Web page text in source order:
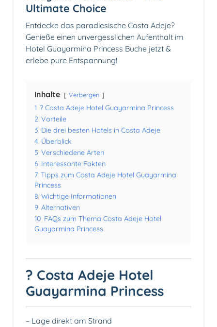
Ultimate Choice
Entdecke das paradiesische Costa Adeje?
Genieße einen unvergesslichen Aufenthalt im
Hotel Guayarmina Princess Buche jetzt &
erlebe pure Entspannung!
Inhalte Verbergen
1 ? Costa Adeje Hotel Guayarmina Princess
2 Vorteile
3 Die drei besten Hotels in Costa Adeje
4 Überblick
5 Verschiedene Arten
6 Interessante Fakten
7 Tipps zum Costa Adeje Hotel Guayarmina
Princess
8 Wichtige Informationen
9 Alternativen
10 FAQs zum Thema Costa Adeje Hotel
Guayarmina Princess
? Costa Adeje Hotel
Guayarmina Princess
– Lage direkt am Strand️